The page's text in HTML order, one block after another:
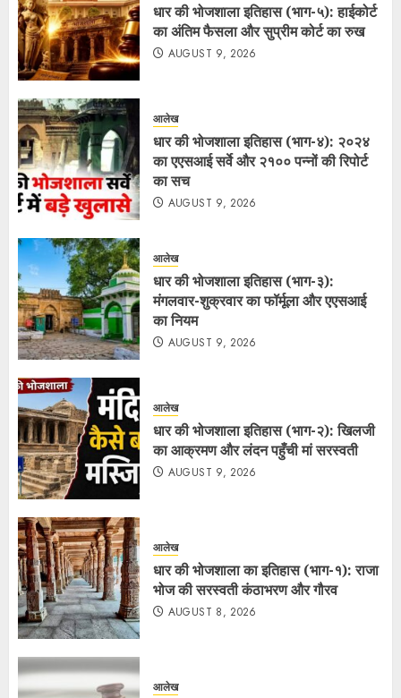
धार की भोजशाला इतिहास (भाग-५): हाईकोर्ट
का अंतिम फैसला और सुप्रीम कोर्ट का रुख
AUGUST 9, 2026
आलेख
धार की भोजशाला इतिहास (भाग-४): २०२४
का एएसआई सर्वे और २१०० पन्नों की रिपोर्ट
का सच
AUGUST 9, 2026
आलेख
धार की भोजशाला इतिहास (भाग-३):
मंगलवार-शुक्रवार का फॉर्मूला और एएसआई
का नियम
AUGUST 9, 2026
आलेख
धार की भोजशाला इतिहास (भाग-२): खिलजी
का आक्रमण और लंदन पहुँची मां सरस्वती
AUGUST 9, 2026
आलेख
धार की भोजशाला का इतिहास (भाग-१): राजा
भोज की सरस्वती कंठाभरण और गौरव
AUGUST 8, 2026
आलेख